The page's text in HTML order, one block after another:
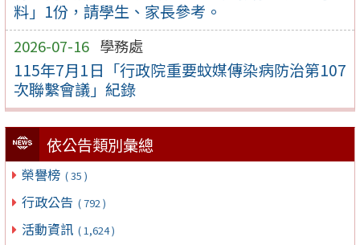
料」1份，請學生、家長參考。
2026-07-16 學務處
115年7月1日「行政院重要蚊媒傳染病防治第107
次聯繫會議」紀錄
依公告類別彙總
榮譽榜 ( 35 )
行政公告 ( 792 )
活動資訊 ( 1,624 )